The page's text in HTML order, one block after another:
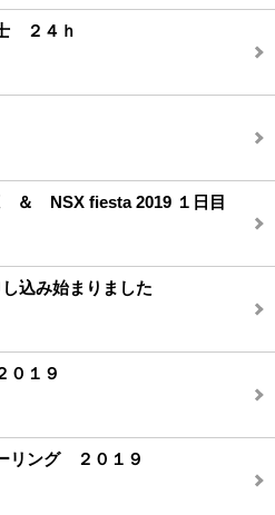
２４ｈ
＆ NSX fiesta 2019 １日目
込み始まりました
０１９
リング ２０１９